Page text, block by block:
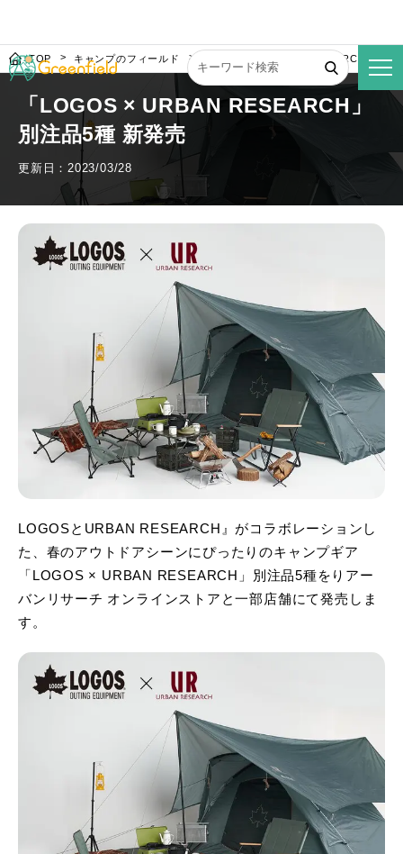
TOP キャンプのフィールド 「LOGOS × URBAN RESEARCH」別注
「LOGOS × URBAN RESEARCH」
別注品5種 新発売
更新日：2023/03/28
LOGOSとURBAN RESEARCH』がコラボレーションし
た、春のアウトドアシーンにぴったりのキャンプギア
「LOGOS × URBAN RESEARCH」別注品5種をりアー
バンリサーチ オンラインストアと一部店舗にて発売しま
す。